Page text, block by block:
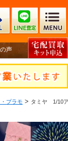
声
プラモ > タミヤ 1/10